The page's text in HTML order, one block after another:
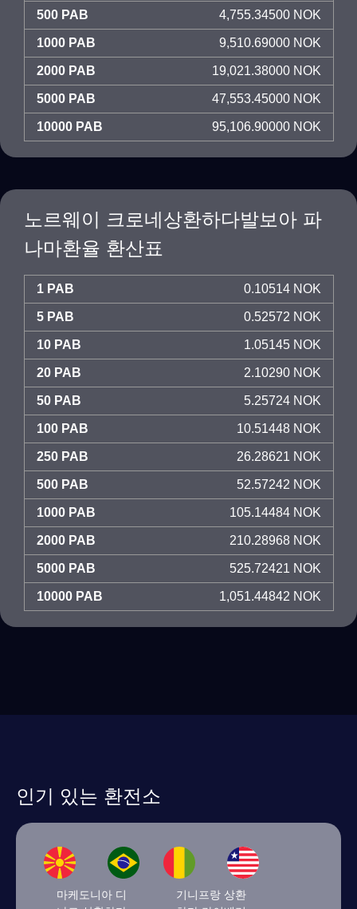
500 PAB 4,755.34500 NOK
1000 PAB 9,510.69000 NOK
2000 PAB 19,021.38000 NOK
5000 PAB 47,553.45000 NOK
10000 PAB 95,106.90000 NOK
노르웨이 크로네상환하다발보아 파
나마환율 환산표
1 PAB 0.10514 NOK
5 PAB 0.52572 NOK
10 PAB 1.05145 NOK
20 PAB 2.10290 NOK
50 PAB 5.25724 NOK
100 PAB 10.51448 NOK
250 PAB 26.28621 NOK
500 PAB 52.57242 NOK
1000 PAB 105.14484 NOK
2000 PAB 210.28968 NOK
5000 PAB 525.72421 NOK
10000 PAB 1,051.44842 NOK
인기 있는 환전소
마케도니아 디
기니프랑 상환